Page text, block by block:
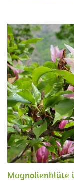
Magnolienblüte